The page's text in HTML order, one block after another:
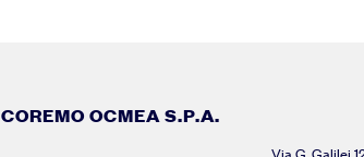
COREMO OCMEA S.P.A.